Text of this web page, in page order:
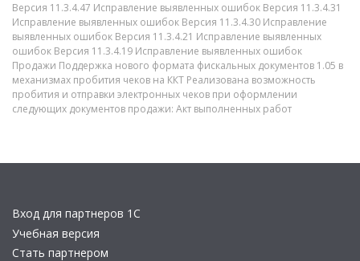
Версия 11.3.4.47 Исправление выявленных ошибок Версия 11.3.4.31
Исправление выявленных ошибок Версия 11.3.4.30 Исправление
выявленных ошибок Версия 11.3.4.21 Исправление выявленных
ошибок Версия 11.3.4.19 Исправление выявленных ошибок
Продажи Поддержка нового формата фискальных документов 1.05 в
механизмах пробития чеков на ККТ Реализована возможность
пробития и отправки электронных чеков при оформлении
следующих документов продажи: Акт выполненных работ
Вход для партнеров 1С
Учебная версия
Стать партнером